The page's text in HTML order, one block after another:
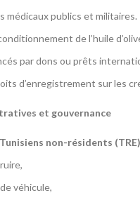
médicaux publics et militaires.
de l’huile
par dons ou prêts
d’enregistrement sur les
et gouvernance
Tunisiens non-résidents (TRE)
véhicule,